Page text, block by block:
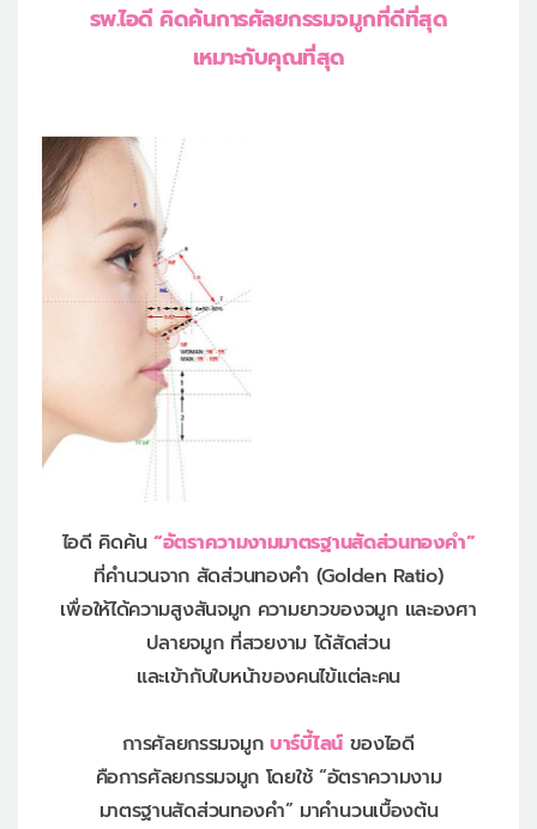
รพ.ไอดี คิดค้นการศัลยกรรมจมูกที่ดีที่สุด
เหมาะกับคุณที่สุด
ไอดี คิดค้น “อัตราความงามมาตรฐานสัดส่วนทองคำ”
ที่คำนวนจาก สัดส่วนทองคำ (Golden Ratio)
เพื่อให้ได้ความสูงสันจมูก ความยาวของจมูก และองศา
ปลายจมูก ที่สวยงาม ได้สัดส่วน
และเข้ากับใบหน้าของคนไข้แต่ละคน
การศัลยกรรมจมูก บาร์บี้ไลน์ของไอดี
คือการศัลยกรรมจมูก โดยใช้ “อัตราความงาม
มาตรฐานสัดส่วนทองคำ” มาคำนวนเบื้องต้น